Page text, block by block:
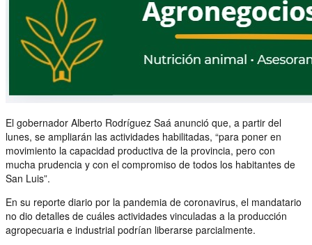
El gobernador Alberto Rodríguez Saá anunció que, a partir del
lunes, se ampliarán las actividades habilitadas, “para poner en
movimiento la capacidad productiva de la provincia, pero con
mucha prudencia y con el compromiso de todos los habitantes de
San Luis”.
En su reporte diario por la pandemia de coronavirus, el mandatario
no dio detalles de cuáles actividades vinculadas a la producción
agropecuaria e industrial podrían liberarse parcialmente.